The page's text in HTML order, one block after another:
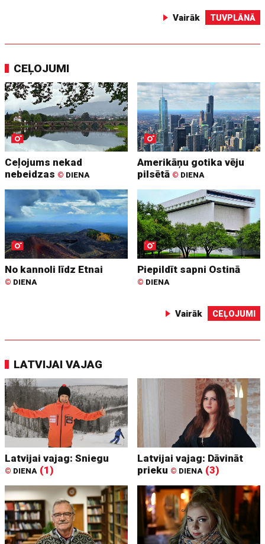
Vairāk TUVPLĀNĀ
CEĻOJUMI
Ceļojums nekad
nebeidzas © DIENA
Amerikāņu gotika vēju
pilsētā © DIENA
No kannoli līdz Etnai
© DIENA
Piepildīt sapni Ostinā
© DIENA
Vairāk CEĻOJUMI
LATVIJAI VAJAG
Latvijai vajag: Sniegu
© DIENA (1)
Latvijai vajag: Dāvināt
prieku © DIENA (3)